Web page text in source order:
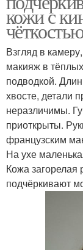
кожи с
Взгляд в
макияж в
подводкой.
хвосте, детали
неразличимы.
приоткрыты.
французским
На ухе
Кожа загорелая
подчёркивают